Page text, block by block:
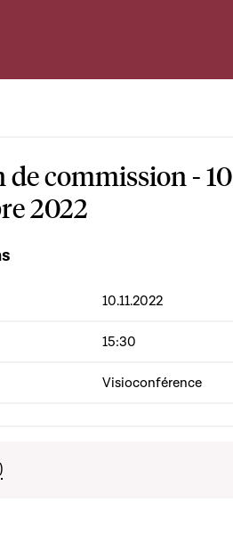
de commission - 10
2022
10.11.2022
15:30
Visioconférence